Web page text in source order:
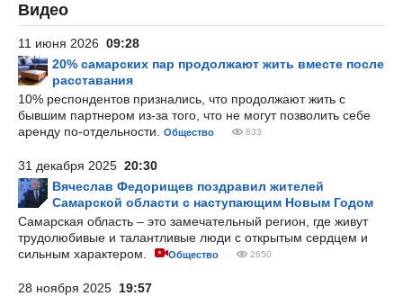
Видео
11 июня 2026 09:28
20% самарских пар продолжают жить вместе после
расставания
10% респондентов признались, что продолжают жить с
бывшим партнером из-за того, что не могут позволить себе
аренду по-отдельности.
Общество 833
31 декабря 2025 20:30
Вячеслав Федорищев поздравил жителей
Самарской области с наступающим Новым Годом
Самарская область – это замечательный регион, где живут
трудолюбивые и талантливые люди с открытым сердцем и
сильным характером.
Общество 2650
28 ноября 2025 19:57